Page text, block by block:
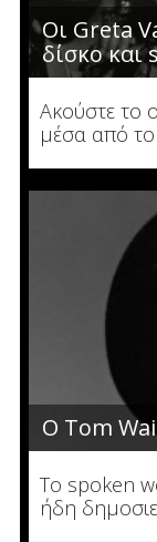
Οι Greta
δίσκο και
Ακούστε το
μέσα από
Ο Tom
To spoken
ήδη